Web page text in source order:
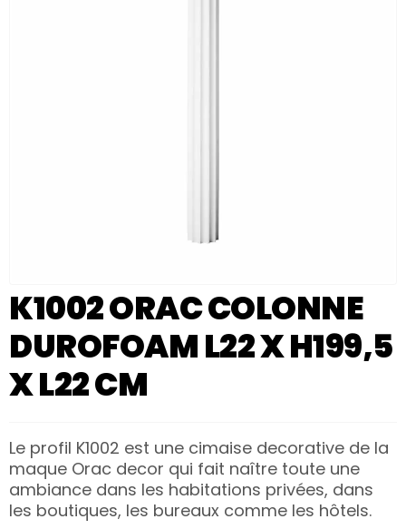
K1002 ORAC COLONNE
DUROFOAM L22 X H199,5
X L22 CM
Le profil K1002 est une cimaise decorative de la
maque Orac decor qui fait naître toute une
ambiance dans les habitations privées, dans
les boutiques, les bureaux comme les hôtels.